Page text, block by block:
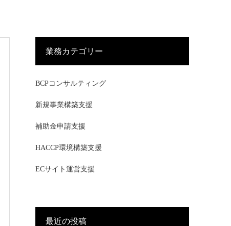
業務カテゴリー
BCPコンサルティング
新規事業構築支援
補助金申請支援
HACCP環境構築支援
ECサイト運営支援
最近の投稿